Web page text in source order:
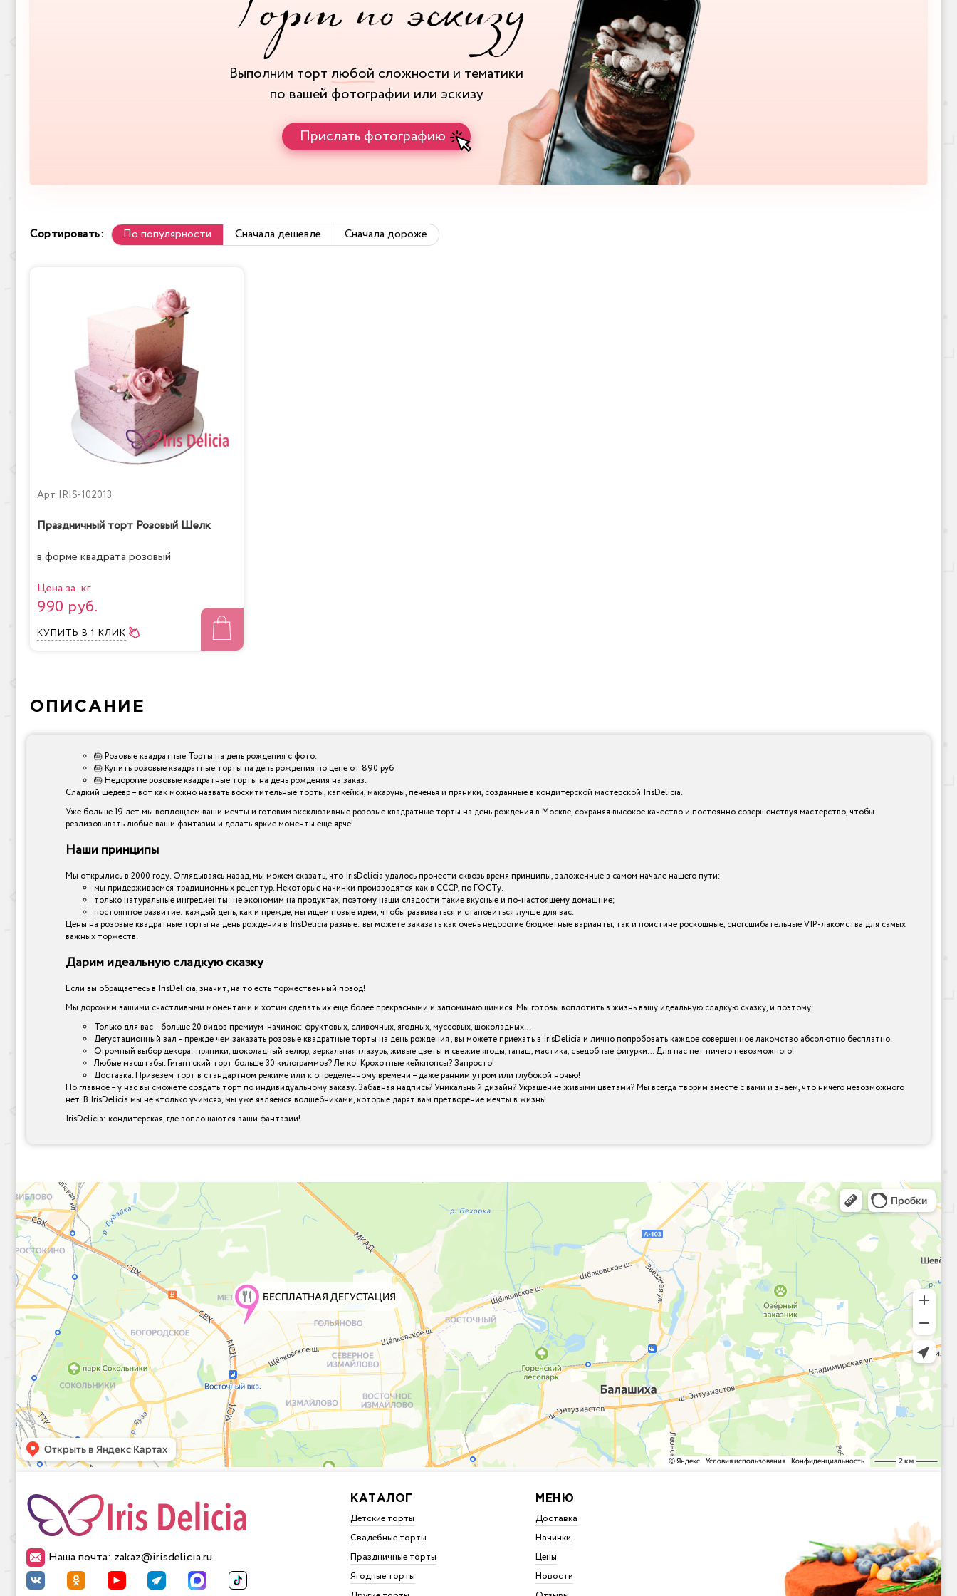
Выполним торт любой сложности и тематики
по вашей фотографии или эскизу
Прислать фотографию
Сортировать: По популярности Сначала дешевле Сначала дороже
Арт. IRIS-102013
Праздничный торт Розовый Шелк
в форме квадрата розовый
Цена за кг
990 руб.
КУПИТЬ В 1 КЛИК
ОПИСАНИЕ
🎂 Розовые квадратные Торты на день рождения с фото.
🎂 Купить розовые квадратные торты на день рождения по цене от 890 руб
🎂 Недорогие розовые квадратные торты на день рождения на заказ.
Сладкий шедевр – вот как можно назвать восхитительные торты, капкейки, макаруны, печенья и пряники, созданные в кондитерской мастерской IrisDelicia.
Уже больше 19 лет мы воплощаем ваши мечты и готовим эксклюзивные розовые квадратные торты на день рождения в Москве, сохраняя высокое качество и постоянно совершенствуя мастерство, чтобы
реализовывать любые ваши фантазии и делать яркие моменты еще ярче!
Наши принципы
Мы открылись в 2000 году. Оглядываясь назад, мы можем сказать, что IrisDelicia удалось пронести сквозь время принципы, заложенные в самом начале нашего пути:
мы придерживаемся традиционных рецептур. Некоторые начинки производятся как в СССР, по ГОСТу.
только натуральные ингредиенты: не экономим на продуктах, поэтому наши сладости такие вкусные и по-настоящему домашние;
постоянное развитие: каждый день, как и прежде, мы ищем новые идеи, чтобы развиваться и становиться лучше для вас.
Цены на розовые квадратные торты на день рождения в IrisDelicia разные: вы можете заказать как очень недорогие бюджетные варианты, так и поистине роскошные, сногсшибательные VIP-лакомства для самых
важных торжеств.
Дарим идеальную сладкую сказку
Если вы обращаетесь в IrisDelicia, значит, на то есть торжественный повод!
Мы дорожим вашими счастливыми моментами и хотим сделать их еще более прекрасными и запоминающимися. Мы готовы воплотить в жизнь вашу идеальную сладкую сказку, и поэтому:
Только для вас – больше 20 видов премиум-начинок: фруктовых, сливочных, ягодных, муссовых, шоколадных…
Дегустационный зал – прежде чем заказать розовые квадратные торты на день рождения , вы можете приехать в IrisDelicia и лично попробовать каждое совершенное лакомство абсолютно бесплатно.
Огромный выбор декора: пряники, шоколадный велюр, зеркальная глазурь, живые цветы и свежие ягоды, ганаш, мастика, съедобные фигурки… Для нас нет ничего невозможного!
Любые масштабы. Гигантский торт больше 30 килограммов? Легко! Крохотные кейкпопсы? Запросто!
Доставка. Привезем торт в стандартном режиме или к определенному времени – даже ранним утром или глубокой ночью!
Но главное – у нас вы сможете создать торт по индивидуальному заказу. Забавная надпись? Уникальный дизайн? Украшение живыми цветами? Мы всегда творим вместе с вами и знаем, что ничего невозможного
нет. В IrisDelicia мы не «только учимся», мы уже являемся волшебниками, которые дарят вам претворение мечты в жизнь!
IrisDelicia: кондитерская, где воплощаются ваши фантазии!
Наша почта: zakaz@irisdelicia.ru
КАТАЛОГ
Детские торты
Свадебные торты
Праздничные торты
Ягодные торты
МЕНЮ
Доставка
Начинки
Цены
Новости